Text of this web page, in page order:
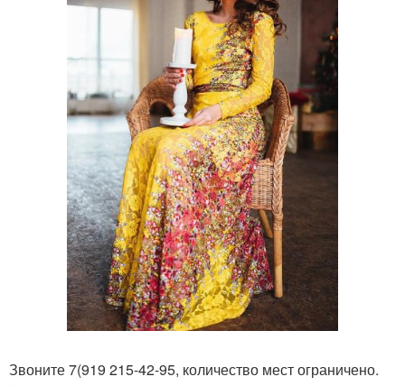
Звоните 7(919 215-42-95, количество мест ограничено.